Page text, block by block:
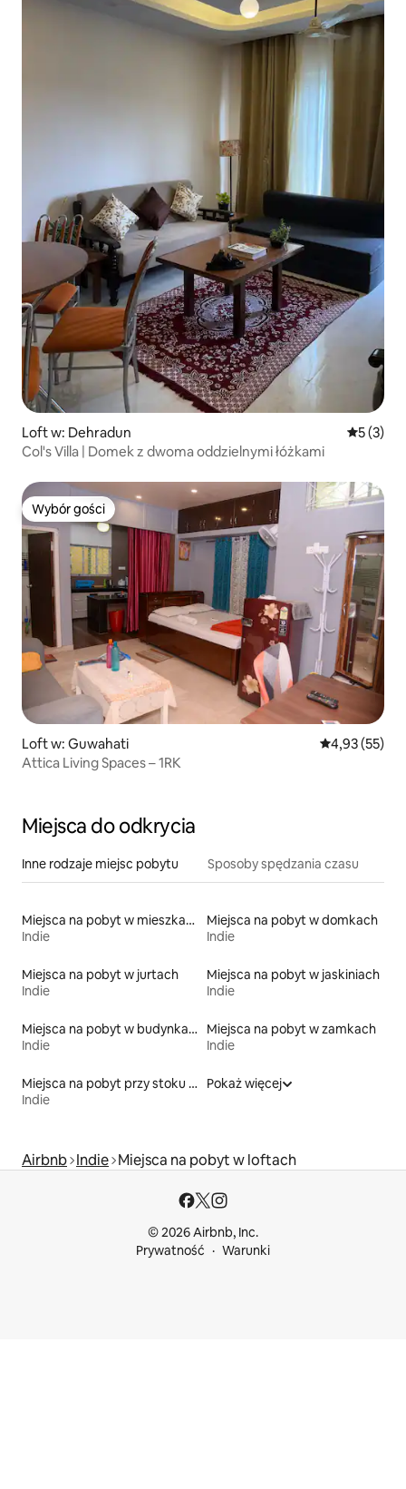
Loft w: Dehradun Średnia
5 (3)
Col's Villa | Domek z dwoma oddzielnymi łóżkami
Wybór gości
Wybór gości
Loft w: Guwahati Średnia
4,93 (55)
Attica Living Spaces – 1RK
Miejsca do odkrycia
Inne rodzaje miejsc pobytu Sposoby spędzania czasu
Miejsca na pobyt w mieszkaniach
Indie
Miejsca na pobyt w domkach
Indie
Miejsca na pobyt w jurtach
Indie
Miejsca na pobyt w jaskiniach
Indie
Miejsca na pobyt w budynkach sakralnych
Indie
Miejsca na pobyt w zamkach
Indie
Miejsca na pobyt przy stoku narciarskim
Indie
Pokaż więcej
Airbnb Indie Miejsca na pobyt w loftach
© 2026 Airbnb, Inc.
Prywatność
Warunki